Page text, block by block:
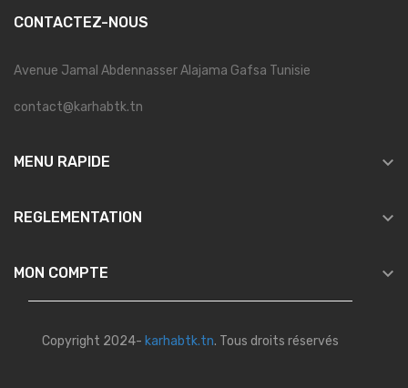
CONTACTEZ-NOUS
Avenue Jamal Abdennasser Alajama Gafsa Tunisie
contact@karhabtk.tn
MENU RAPIDE 
REGLEMENTATION 
MON COMPTE 
Copyright 2024- karhabtk.tn. Tous droits réservés